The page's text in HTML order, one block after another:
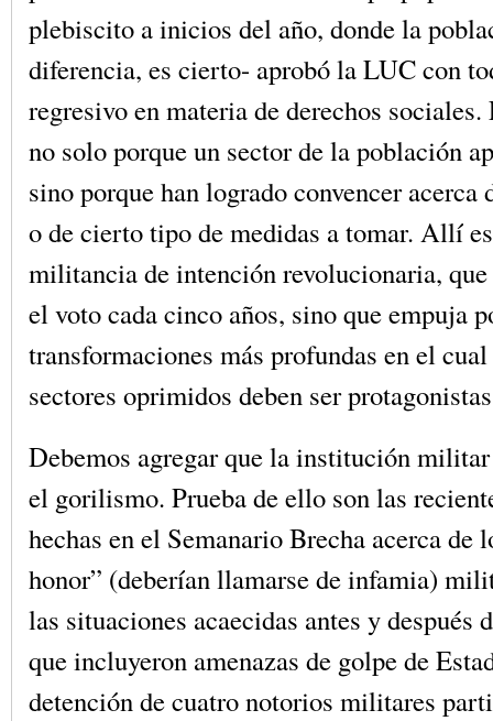
plebiscito a inicios del año, donde la
diferencia, es cierto- aprobó la LUC con
regresivo en materia de derechos
no solo porque un sector de la población
sino porque han logrado convencer acerca
o de cierto tipo de medidas a tomar. Allí
militancia de intención revolucionaria,
el voto cada cinco años, sino que empuja
transformaciones más profundas en el
sectores oprimidos deben ser
Debemos agregar que la institución
el gorilismo. Prueba de ello son las
hechas en el Semanario Brecha acerca de
honor” (deberían llamarse de infamia)
las situaciones acaecidas antes y después
que incluyeron amenazas de golpe de
detención de cuatro notorios militares